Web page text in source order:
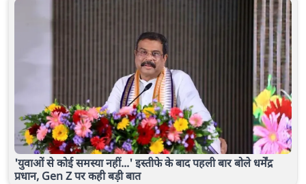
'युवाओं से कोई समस्या नहीं...' इस्तीफे के बाद पहली बार बोले धर्मेंद्र
प्रधान, Gen Z पर कही बड़ी बात